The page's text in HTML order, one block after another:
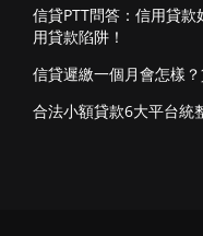
信貸PTT問答：信用貸
用貸款陷阱！
信貸遲繳一個月會怎樣
合法小額貸款6大平台統